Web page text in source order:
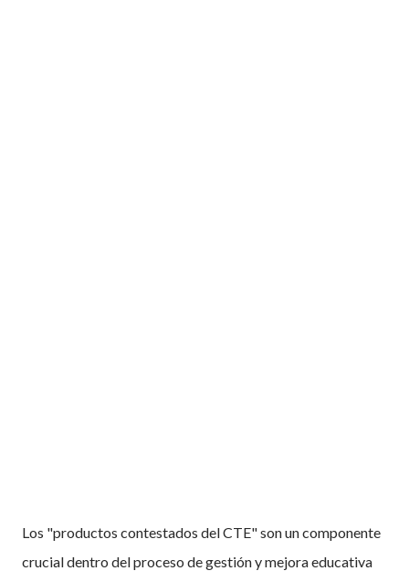
Los "productos contestados del CTE" son un componente
crucial dentro del proceso de gestión y mejora educativa